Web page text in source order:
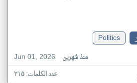
Politics
Jun 01, 2026
منذ شهرين
عدد الكلمات: ٢١٥